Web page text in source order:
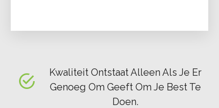
Kwaliteit Ontstaat Alleen Als Je Er
Genoeg Om Geeft Om Je Best Te
Doen.